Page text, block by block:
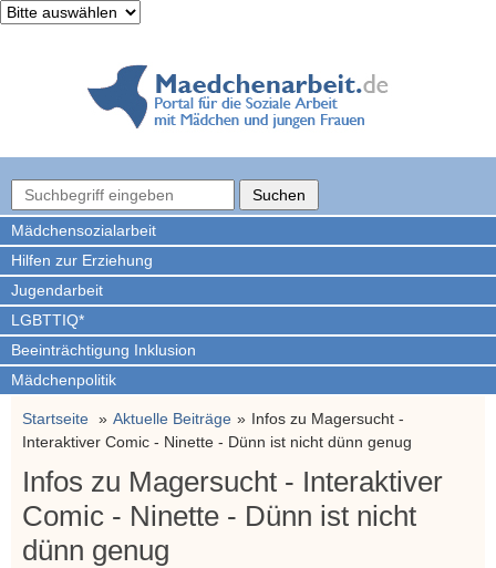
Mädchen­sozialarbeit
Hilfen zur Erziehung
Jugendarbeit
LGBTTIQ*
Beeinträchtigung Inklusion
Mädchenpolitik
Startseite Aktuelle Beiträge
Infos zu Magersucht -
Interaktiver Comic - Ninette - Dünn ist nicht dünn genug
Infos zu Magersucht - Interaktiver
Comic - Ninette - Dünn ist nicht
dünn genug